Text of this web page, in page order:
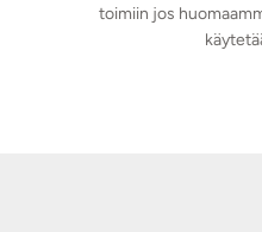
toimiin jos